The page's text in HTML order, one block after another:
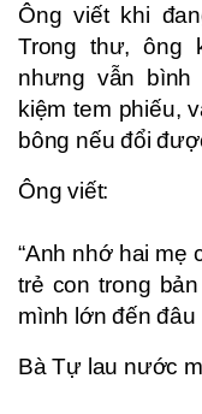
Ông viết khi
Trong thư, ông
nhưng vẫn
kiệm tem phiếu,
bông nếu đổi
Ông viết:
“Anh nhớ hai mẹ
trẻ con trong
mình lớn đến đâu
Bà Tự lau nước